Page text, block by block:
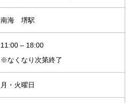
南海 堺駅
11:00 – 18:00
※なくなり次第終了
月・火曜日